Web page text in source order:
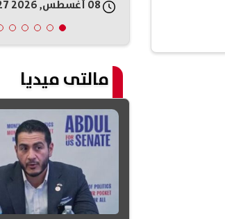
مالتى ميديا